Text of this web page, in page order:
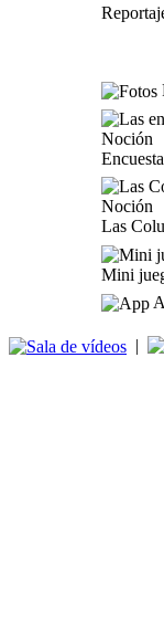
Encuesta
Las
Mini
|